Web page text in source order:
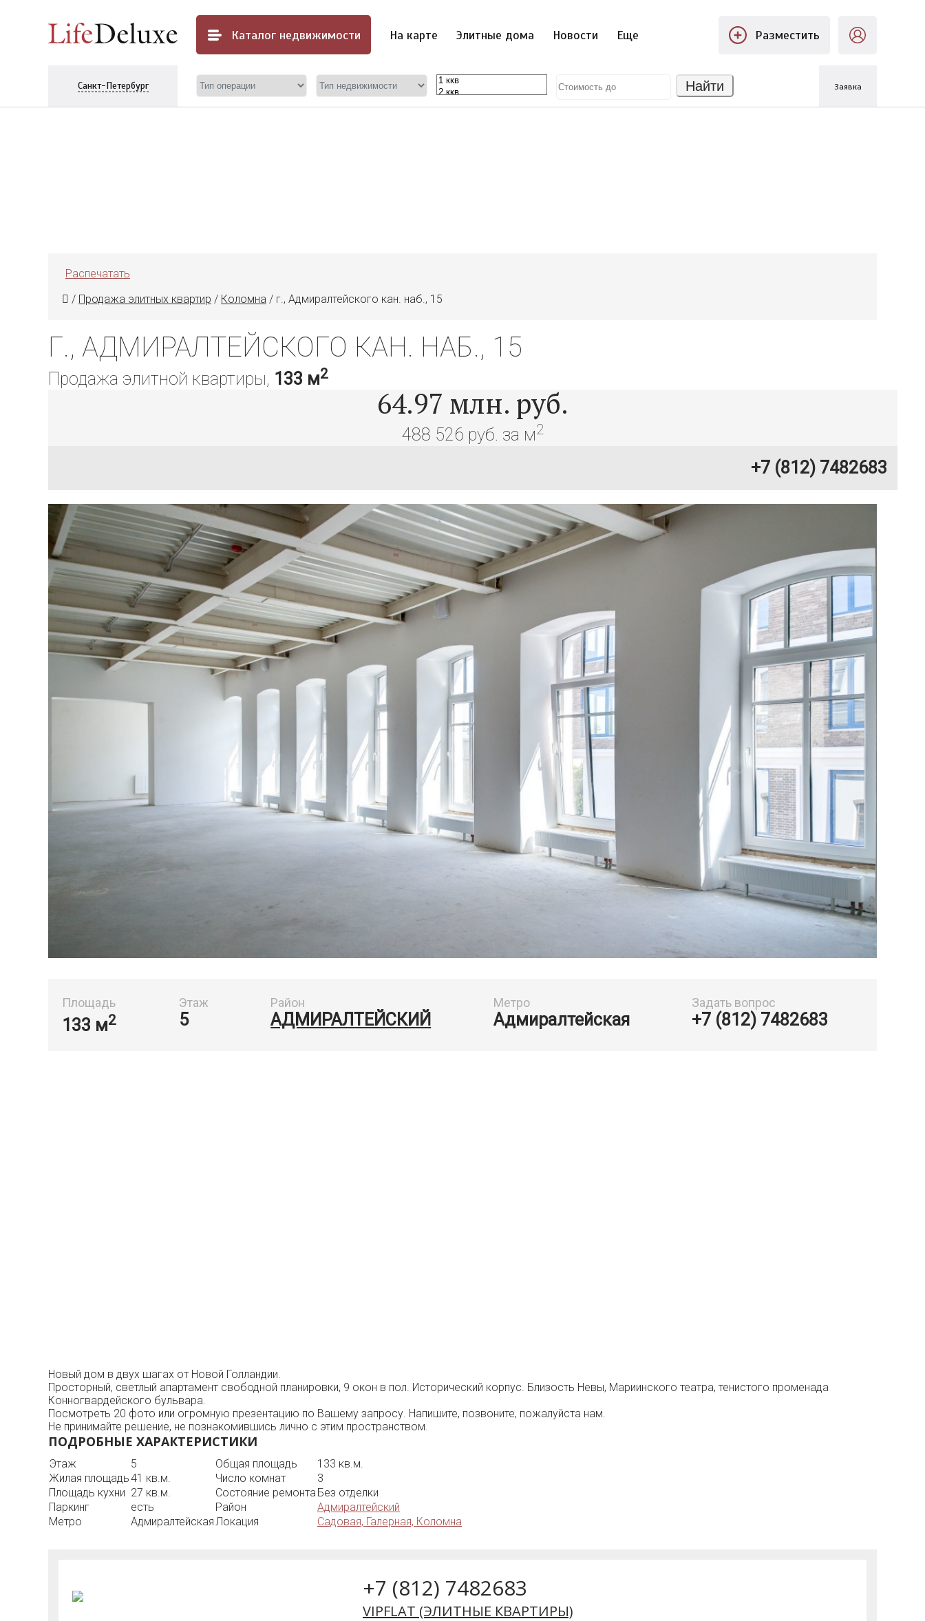
Каталог недвижимости На карте Элитные дома Новости Еще Разместить
Санкт-Петербург Найти Заявка
Распечатать
/ Продажа элитных квартир / Коломна / г., Адмиралтейского кан. наб., 15
Г., АДМИРАЛТЕЙСКОГО КАН. НАБ., 15
Продажа элитной квартиры, 133 м2
64.97 млн. руб.
488 526 руб. за м2
+7 (812) 7482683
Площадь
133 м2
Этаж
5
Район
АДМИРАЛТЕЙСКИЙ
Метро
Адмиралтейская
Задать вопрос
+7 (812) 7482683
Новый дом в двух шагах от Новой Голландии.
Просторный, светлый апартамент свободной планировки, 9 окон в пол. Исторический корпус. Близость Невы, Мариинского театра, тенистого променада
Конногвардейского бульвара.
Посмотреть 20 фото или огромную презентацию по Вашему запросу. Напишите, позвоните, пожалуйста нам.
Не принимайте решение, не познакомившись лично с этим пространством.
ПОДРОБНЫЕ ХАРАКТЕРИСТИКИ
Этаж 5 Общая площадь
133 кв.м.
Жилая площадь41 кв.м. Число комнат
3
Площадь кухни 27 кв.м. Состояние ремонтаБез отделки
Паркинг
есть Район
Адмиралтейский
Метро
АдмиралтейскаяЛокация Садовая, Галерная, Коломна
+7 (812) 7482683
VIPFLAT (ЭЛИТНЫЕ КВАРТИРЫ)